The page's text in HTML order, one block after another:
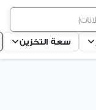
)
سعة التخزين